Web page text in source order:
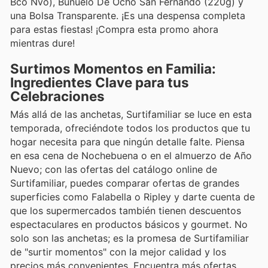
una Bolsa Transparente. ¡Es una despensa completa
para estas fiestas! ¡Compra esta promo ahora
mientras dure!
Surtimos Momentos en Familia:
Ingredientes Clave para tus
Celebraciones
Más allá de las anchetas, Surtifamiliar se luce en esta
temporada, ofreciéndote todos los productos que tu
hogar necesita para que ningún detalle falte. Piensa
en esa cena de Nochebuena o en el almuerzo de Año
Nuevo; con las ofertas del catálogo online de
Surtifamiliar, puedes comparar ofertas de grandes
superficies como Falabella o Ripley y darte cuenta de
que los supermercados también tienen descuentos
espectaculares en productos básicos y gourmet. No
solo son las anchetas; es la promesa de Surtifamiliar
de "surtir momentos" con la mejor calidad y los